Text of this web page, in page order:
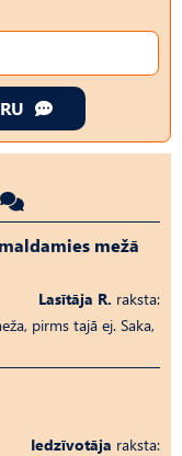
mežā
Lasītāja R. raksta:
pirms tajā ej. Saka,
Iedzīvotāja raksta: